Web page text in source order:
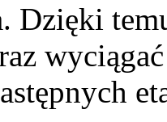
Dzięki